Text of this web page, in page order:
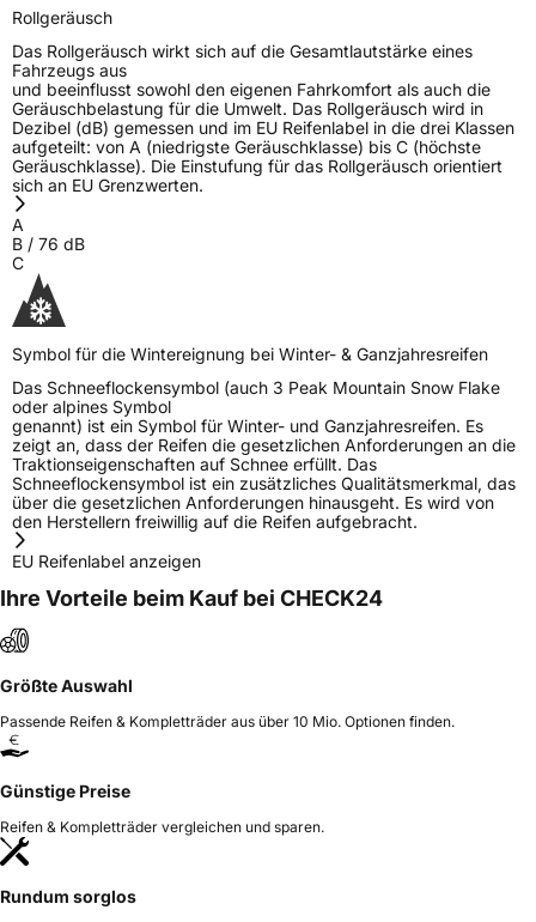
Rollgeräusch
Das Rollgeräusch wirkt sich auf die Gesamtlautstärke eines
Fahrzeugs aus
und beeinflusst sowohl den eigenen Fahrkomfort als auch die
Geräuschbelastung für die Umwelt. Das Rollgeräusch wird in
Dezibel (dB) gemessen und im EU Reifenlabel in die drei Klassen
aufgeteilt: von A (niedrigste Geräuschklasse) bis C (höchste
Geräuschklasse). Die Einstufung für das Rollgeräusch orientiert
sich an EU Grenzwerten.
A
B / 76 dB
C
Symbol für die Wintereignung bei Winter- & Ganzjahresreifen
Das Schneeflockensymbol (auch 3 Peak Mountain Snow Flake
oder alpines Symbol
genannt) ist ein Symbol für Winter- und Ganzjahresreifen. Es
zeigt an, dass der Reifen die gesetzlichen Anforderungen an die
Traktionseigenschaften auf Schnee erfüllt. Das
Schneeflockensymbol ist ein zusätzliches Qualitätsmerkmal, das
über die gesetzlichen Anforderungen hinausgeht. Es wird von
den Herstellern freiwillig auf die Reifen aufgebracht.
EU Reifenlabel anzeigen
Ihre Vorteile beim Kauf bei CHECK24
Größte Auswahl
Passende Reifen & Kompletträder aus über 10 Mio. Optionen finden.
Günstige Preise
Reifen & Kompletträder vergleichen und sparen.
Rundum sorglos